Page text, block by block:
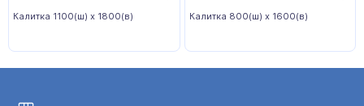
Калитка 1100(ш) x 1800(в) Калитка 800(ш) x 1600(в)